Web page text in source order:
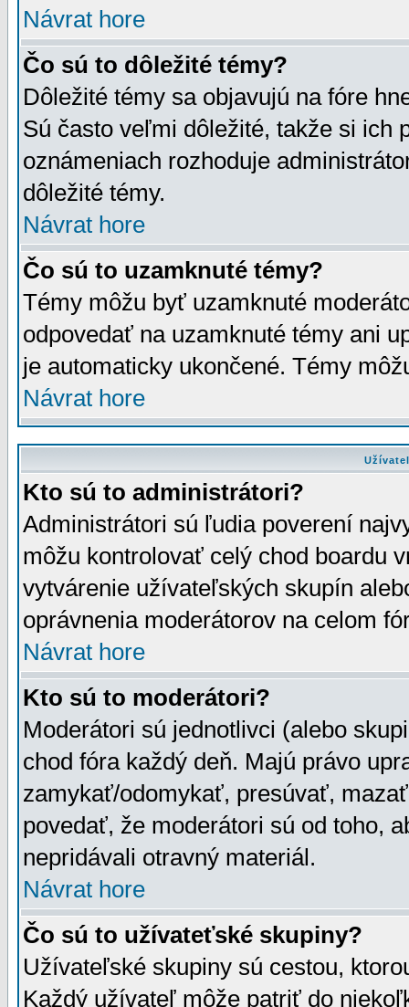
Návrat hore
Čo sú to dôležité témy?
Dôležité témy sa objavujú na fóre
Sú často veľmi dôležité, takže si ich
oznámeniach rozhoduje
dôležité témy.
Návrat hore
Čo sú to uzamknuté témy?
Témy môžu byť uzamknuté
odpovedať na uzamknuté témy ani
je automaticky ukončené. Témy
Návrat hore
Kto sú to administrátori?
Administrátori sú ľudia poverení
môžu kontrolovať celý chod boardu
vytvárenie užívateľských skupín
oprávnenia moderátorov na celom
Návrat hore
Kto sú to moderátori?
Moderátori sú jednotlivci (alebo
chod fóra každý deň. Majú právo
zamykať/odomykať, presúvať,
povedať, že moderátori sú od toho,
nepridávali otravný materiál.
Návrat hore
Čo sú to užívateťské skupiny?
Užívateľské skupiny sú cestou,
Každý užívateľ môže patriť do